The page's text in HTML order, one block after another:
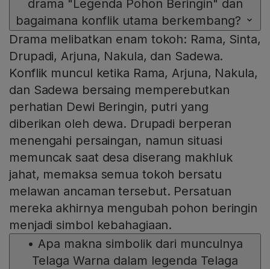
drama "Legenda Pohon Beringin" dan
bagaimana konflik utama berkembang?
Drama melibatkan enam tokoh: Rama, Sinta,
Drupadi, Arjuna, Nakula, dan Sadewa.
Konflik muncul ketika Rama, Arjuna, Nakula,
dan Sadewa bersaing memperebutkan
perhatian Dewi Beringin, putri yang
diberikan oleh dewa. Drupadi berperan
menengahi persaingan, namun situasi
memuncak saat desa diserang makhluk
jahat, memaksa semua tokoh bersatu
melawan ancaman tersebut. Persatuan
mereka akhirnya mengubah pohon beringin
menjadi simbol kebahagiaan.
• Apa makna simbolik dari munculnya
Telaga Warna dalam legenda Telaga